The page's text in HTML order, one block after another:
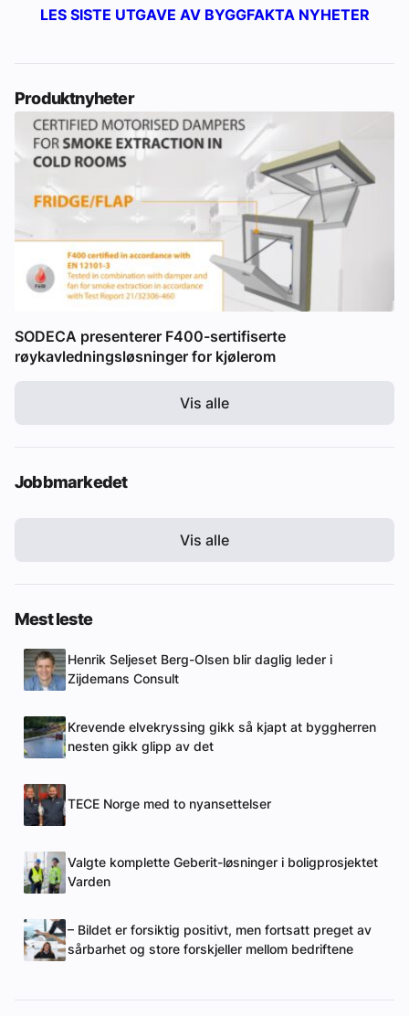
LES SISTE UTGAVE AV BYGGFAKTA NYHETER
Produktnyheter
SODECA presenterer F400-sertifiserte
røykavledningsløsninger for kjølerom
Vis alle
Jobbmarkedet
Vis alle
Mest leste
Henrik Seljeset Berg-Olsen blir daglig leder i
Zijdemans Consult
Krevende elvekryssing gikk så kjapt at byggherren
nesten gikk glipp av det
TECE Norge med to nyansettelser
Valgte komplette Geberit-løsninger i boligprosjektet
Varden
– Bildet er forsiktig positivt, men fortsatt preget av
sårbarhet og store forskjeller mellom bedriftene